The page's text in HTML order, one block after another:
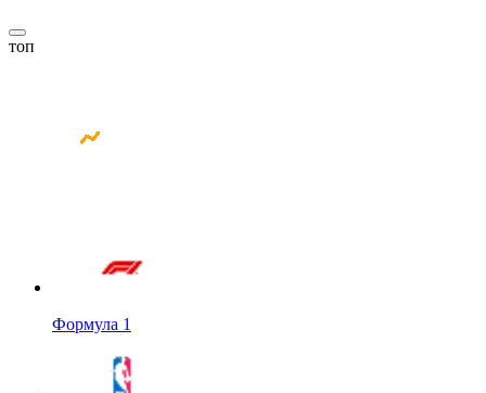
топ
Формула 1